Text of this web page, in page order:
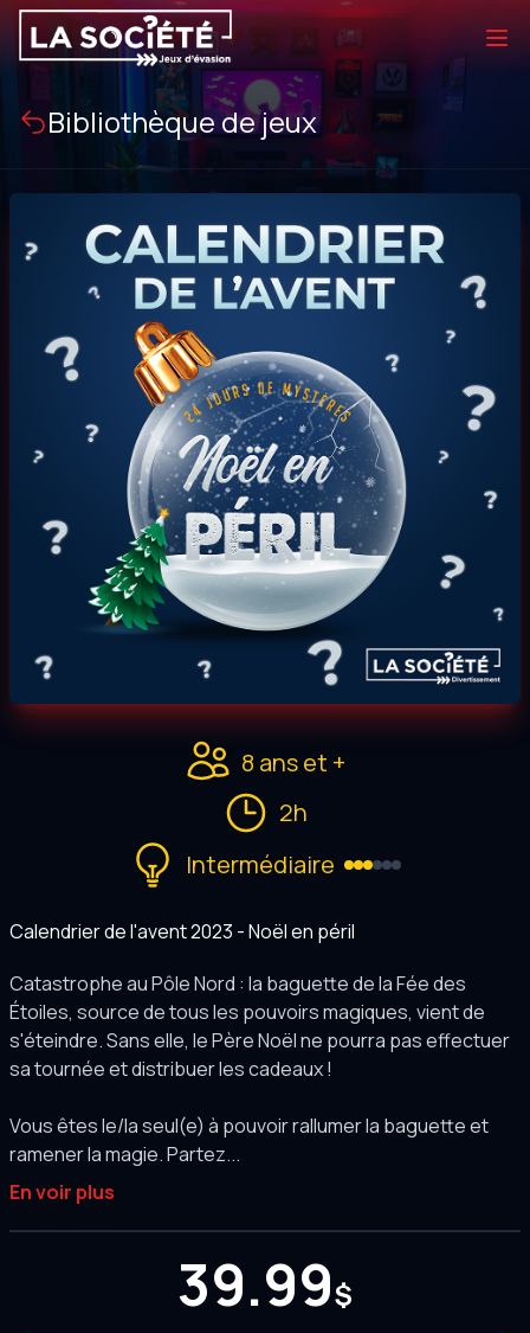
Bibliothèque de jeux
8 ans et +
2h
Intermédiaire
Calendrier de l'avent 2023 - Noël en péril
Catastrophe au Pôle Nord : la baguette de la Fée des
Étoiles, source de tous les pouvoirs magiques, vient de
s'éteindre. Sans elle, le Père Noël ne pourra pas effectuer
sa tournée et distribuer les cadeaux !
Vous êtes le/la seul(e) à pouvoir rallumer la baguette et
ramener la magie. Partez...
En voir plus
39.99$